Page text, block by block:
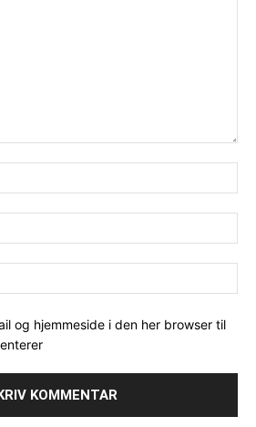
og hjemmeside i den her browser til